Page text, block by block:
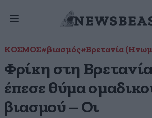
ΚΟΣΜΟΣ#βιασμός#Βρετανία
Φρίκη στη
έπεσε θύμα
βιασμού – Οι